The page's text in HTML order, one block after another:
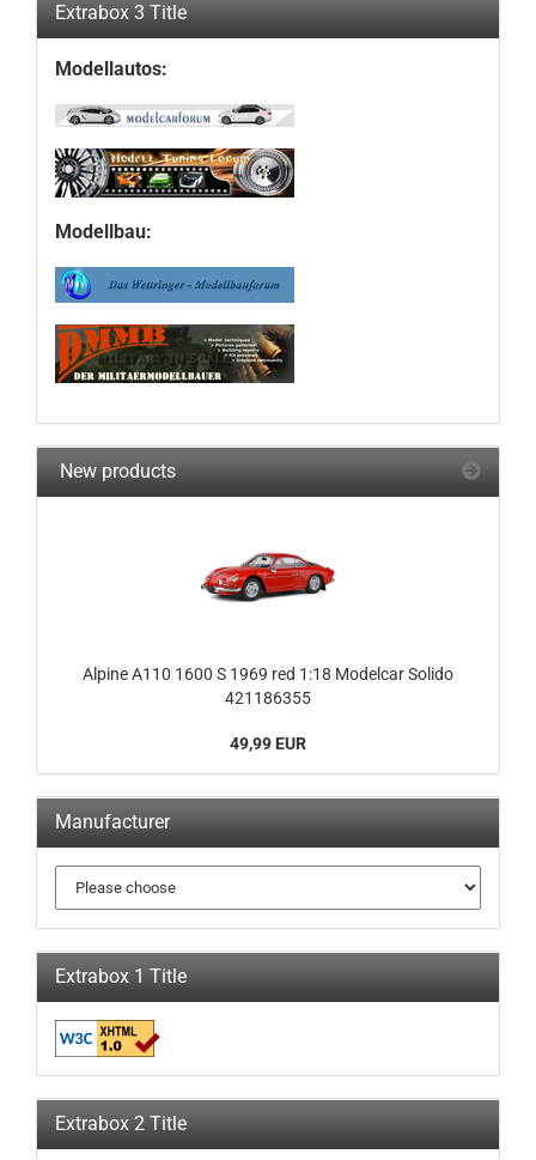
Extrabox 3 Title
Modellautos:
Modellbau:
New products
Alpine A110 1600 S 1969 red 1:18 Modelcar Solido
421186355
49,99 EUR
Manufacturer
Extrabox 1 Title
Extrabox 2 Title